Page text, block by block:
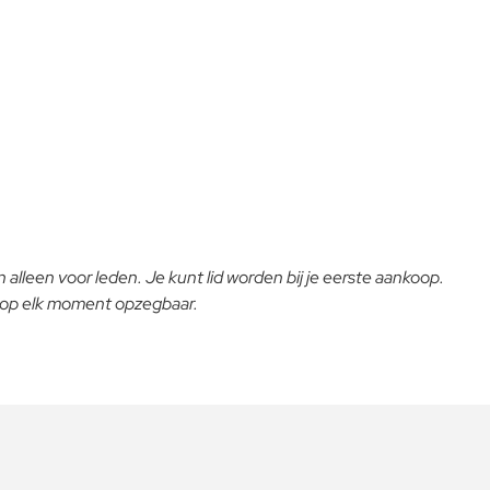
voor leden. Je kunt lid worden bij je eerste aankoop.
elk moment opzegbaar.